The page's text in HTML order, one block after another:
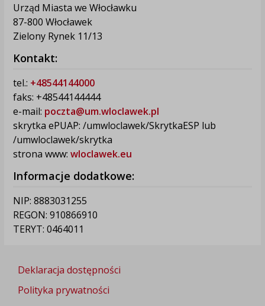
Urząd Miasta we Włocławku
87-800 Włocławek
Zielony Rynek 11/13
Kontakt:
tel.: +48544144000
faks: +48544144444
e-mail: poczta@um.wloclawek.pl
skrytka ePUAP: /umwloclawek/SkrytkaESP lub
/umwloclawek/skrytka
strona www: wloclawek.eu
Informacje dodatkowe:
NIP: 8883031255
REGON: 910866910
TERYT: 0464011
Deklaracja dostępności
Polityka prywatności